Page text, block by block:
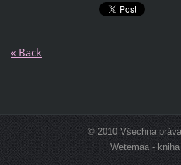
« Back
© 2010 Všechna
Wetemaa -